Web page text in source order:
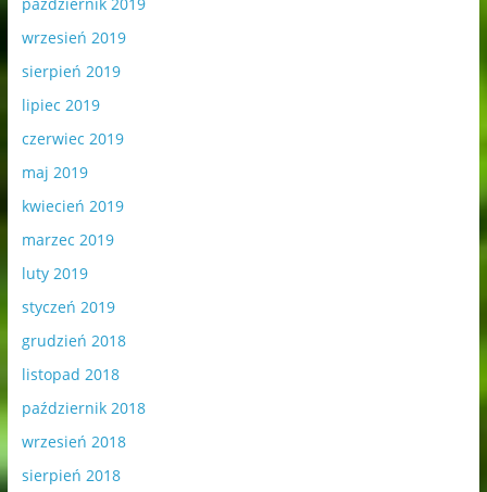
październik 2019
wrzesień 2019
sierpień 2019
lipiec 2019
czerwiec 2019
maj 2019
kwiecień 2019
marzec 2019
luty 2019
styczeń 2019
grudzień 2018
listopad 2018
październik 2018
wrzesień 2018
sierpień 2018